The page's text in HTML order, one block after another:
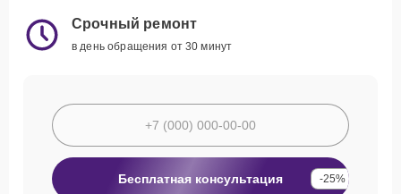
Срочный ремонт
в день обращения от 30 минут
Бесплатная консультация -25%